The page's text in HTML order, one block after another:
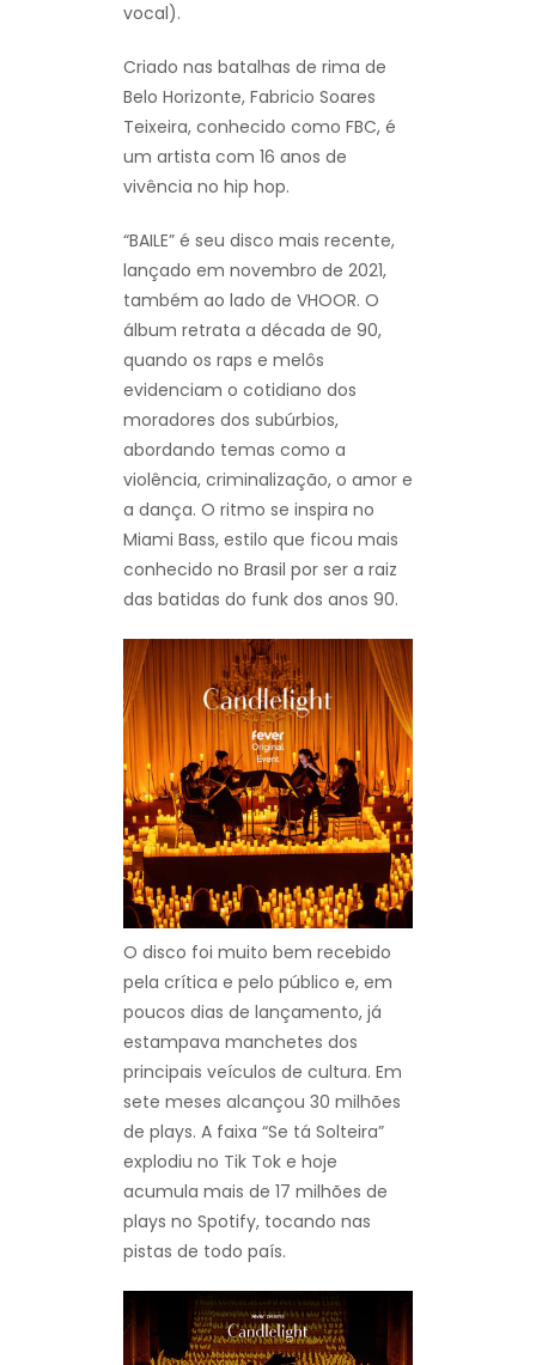
vocal).
Criado nas batalhas de rima de
Belo Horizonte, Fabricio Soares
Teixeira, conhecido como FBC, é
um artista com 16 anos de
vivência no hip hop.
“BAILE” é seu disco mais recente,
lançado em novembro de 2021,
também ao lado de VHOOR. O
álbum retrata a década de 90,
quando os raps e melôs
evidenciam o cotidiano dos
moradores dos subúrbios,
abordando temas como a
violência, criminalização, o amor e
a dança. O ritmo se inspira no
Miami Bass, estilo que ficou mais
conhecido no Brasil por ser a raiz
das batidas do funk dos anos 90.
O disco foi muito bem recebido
pela crítica e pelo público e, em
poucos dias de lançamento, já
estampava manchetes dos
principais veículos de cultura. Em
sete meses alcançou 30 milhões
de plays. A faixa “Se tá Solteira”
explodiu no Tik Tok e hoje
acumula mais de 17 milhões de
plays no Spotify, tocando nas
pistas de todo país.